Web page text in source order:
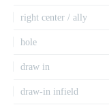
right center / ally
hole
draw in
draw-in infield